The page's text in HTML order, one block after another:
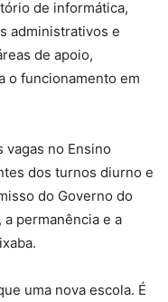
de informática,
administrativos e
de apoio,
o funcionamento em
vagas no Ensino
dos turnos diurno e
do Governo do
a permanência e a
uma nova escola. É